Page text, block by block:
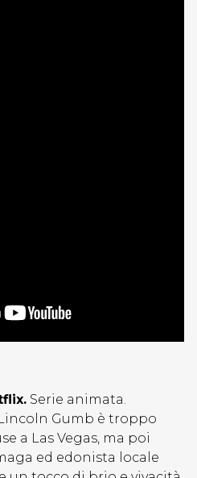
Serie animata.
Gumb è troppo
a Las Vegas, ma poi
ed edonista locale